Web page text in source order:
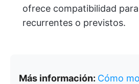
ofrece compatibilidad
recurrentes o previstos.
Más información: Cómo